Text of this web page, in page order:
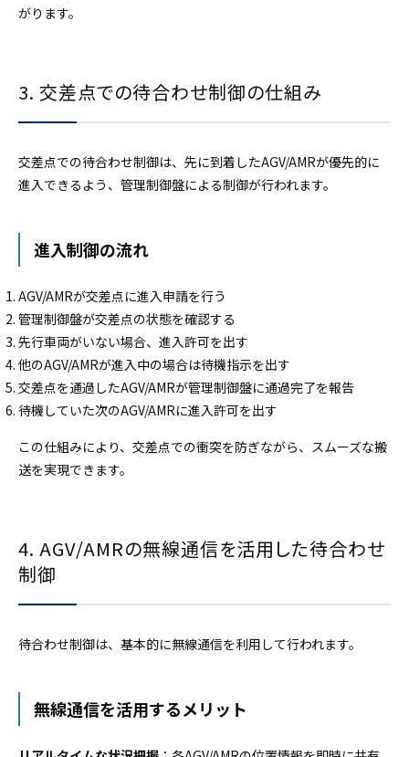
がります。
3. 交差点での待合わせ制御の仕組み
交差点での待合わせ制御は、先に到着したAGV/AMRが優先的に
進入できるよう、管理制御盤による制御が行われます。
進入制御の流れ
AGV/AMRが交差点に進入申請を行う
管理制御盤が交差点の状態を確認する
先行車両がいない場合、進入許可を出す
他のAGV/AMRが進入中の場合は待機指示を出す
交差点を通過したAGV/AMRが管理制御盤に通過完了を報告
待機していた次のAGV/AMRに進入許可を出す
この仕組みにより、交差点での衝突を防ぎながら、スムーズな搬
送を実現できます。
4. AGV/AMRの無線通信を活用した待合わせ
制御
待合わせ制御は、基本的に無線通信を利用して行われます。
無線通信を活用するメリット